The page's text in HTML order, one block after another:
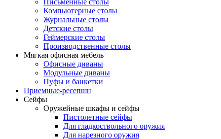
Письменные столы
Компьютерные столы
Журнальные столы
Детские столы
Геймерские столы
Производственные столы
Мягкая офисная мебель
Офисные диваны
Модульные диваны
Пуфы и банкетки
Приемные-ресепшн
Сейфы
Оружейные шкафы и сейфы
Пистолетные сейфы
Для гладкоствольного оружия
Для нарезного оружия